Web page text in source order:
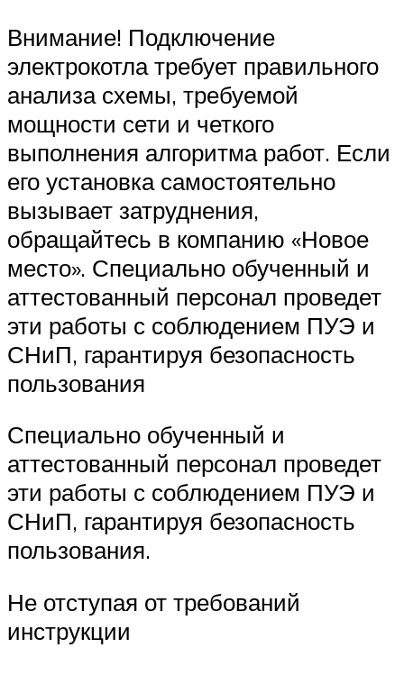
Внимание! Подключение
электрокотла требует правильного
анализа схемы, требуемой
мощности сети и четкого
выполнения алгоритма работ. Если
его установка самостоятельно
вызывает затруднения,
обращайтесь в компанию «Новое
место». Специально обученный и
аттестованный персонал проведет
эти работы с соблюдением ПУЭ и
СНиП, гарантируя безопасность
пользования
Специально обученный и
аттестованный персонал проведет
эти работы с соблюдением ПУЭ и
СНиП, гарантируя безопасность
пользования.
Не отступая от требований
инструкции